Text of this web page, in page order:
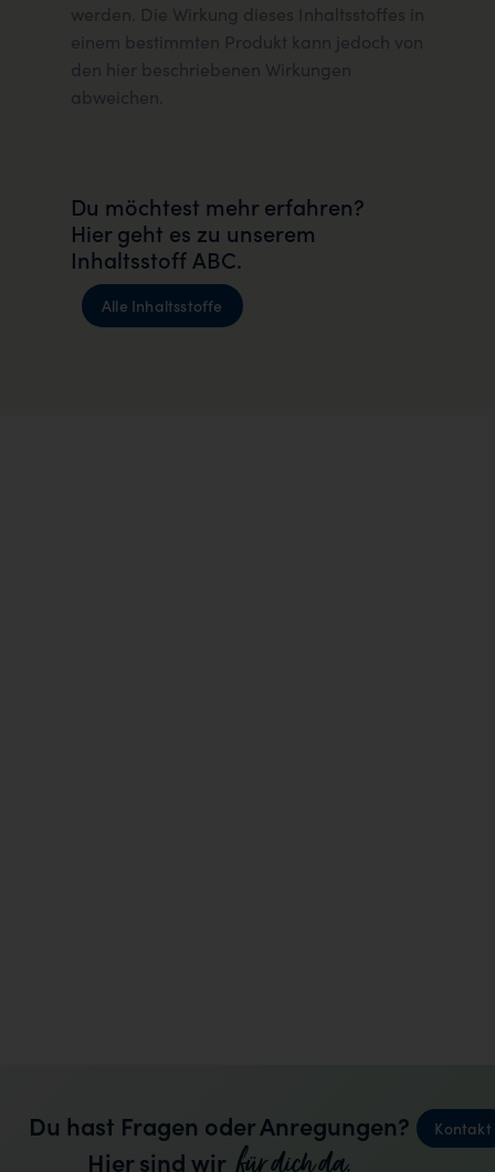
werden. Die Wirkung dieses Inhaltsstoffes in
einem bestimmten Produkt kann jedoch von
den hier beschriebenen Wirkungen
abweichen.
Du möchtest mehr erfahren?
Hier geht es zu unserem
Inhaltsstoff ABC.
Alle Inhaltsstoffe
Du hast Fragen oder Anregungen?
Hier sind wir für dich da.
Kontakt